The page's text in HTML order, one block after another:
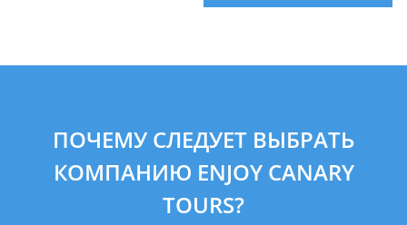
ПОЧЕМУ СЛЕДУЕТ ВЫБРАТЬ
КОМПАНИЮ ENJOY CANARY
TOURS?